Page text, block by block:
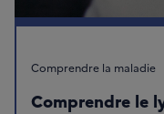
Comprendre la maladie
Comprendre le